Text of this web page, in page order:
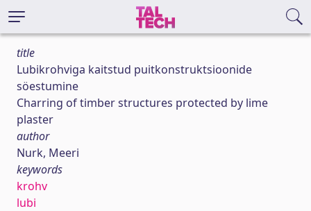
title
Lubikrohviga kaitstud puitkonstruktsioonide
söestumine
Charring of timber structures protected by lime
plaster
author
Nurk, Meeri
keywords
krohv
lubi